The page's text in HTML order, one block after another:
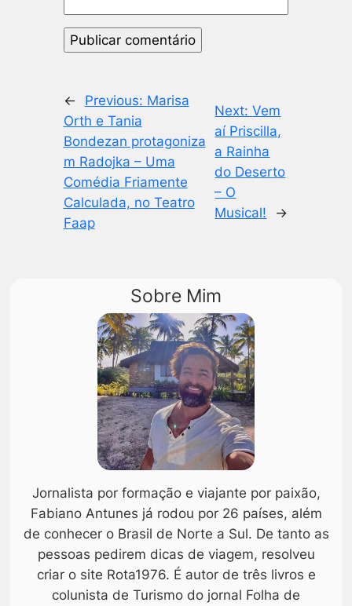
← Previous: Marisa
Orth e Tania
Bondezan protagoniza
m Radojka – Uma
Comédia Friamente
Calculada, no Teatro
Faap
Next:Vem
aí Priscilla,
a Rainha
do Deserto
– O
Musical!
→
Sobre Mim
Jornalista por formação e viajante por paixão,
Fabiano Antunes já rodou por 26 países, além
de conhecer o Brasil de Norte a Sul. De tanto as
pessoas pedirem dicas de viagem, resolveu
criar o site Rota1976. É autor de três livros e
colunista de Turismo do jornal Folha de